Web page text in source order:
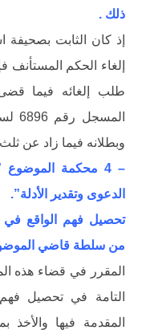
ذلك .
إذ كان الثابت بصحيفة
إلغاء الحكم المستأنف
طلب إلغائه فيما
وبطلانه فيما زاد عن
– 4 محكمة
الدعوى وتقدير الأدلة”.
تحصيل فهم الواقع في
من سلطة قاضي
المقرر في قضاء هذه
التامة في تحصيل فهم
المقدمة فيها والأخذ